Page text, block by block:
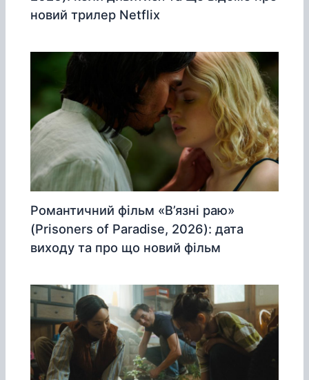
новий трилер Netflix
Романтичний фільм «В’язні раю»
(Prisoners of Paradise, 2026): дата
виходу та про що новий фільм